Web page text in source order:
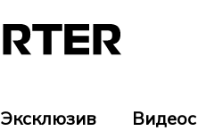
Эксклюзив